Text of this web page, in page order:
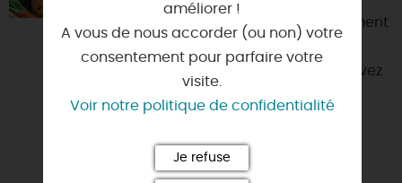
Martin-Pouret, ce n’est pas seulement
d’expériences gastronomiques. Vivez
améliorer !
A vous de nous accorder (ou non) votre
consentement pour parfaire votre
visite.
Voir notre politique de confidentialité
Je refuse